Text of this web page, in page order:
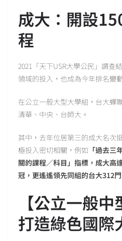
成大：開設
程
2021「天下USR大學公民」調查
領域的投入，也成為今年排名變
在公立一般大型大學組，台大蟬
清華、中央、台師大。
其中，去年位居第三的成大名次
極投入密切相關，例如 「過去三
關的課程／科目」指標，成大高
冠，更遙遙領先同組的台大312
【公立一般中
打造綠色國際